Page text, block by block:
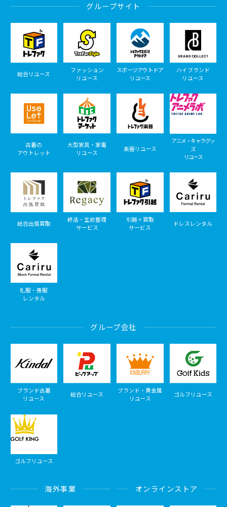
グループサイト
総合リユース
ファッション
リユース
スポーツアウトドア
リユース
ハイブランド
リユース
古着の
アウトレット
大型家具・家電
リユース
楽器リユース
アニメ・キャラグッ
ズ
リユース
総合出張買取
終活・生前整理
サービス
引越＋買取
サービス
ドレスレンタル
礼服・喪服
レンタル
グループ会社
ブランド古着
リユース
総合リユース
ブランド・貴金属
リユース
ゴルフリユース
ゴルフリユース
海外事業 オンラインストア